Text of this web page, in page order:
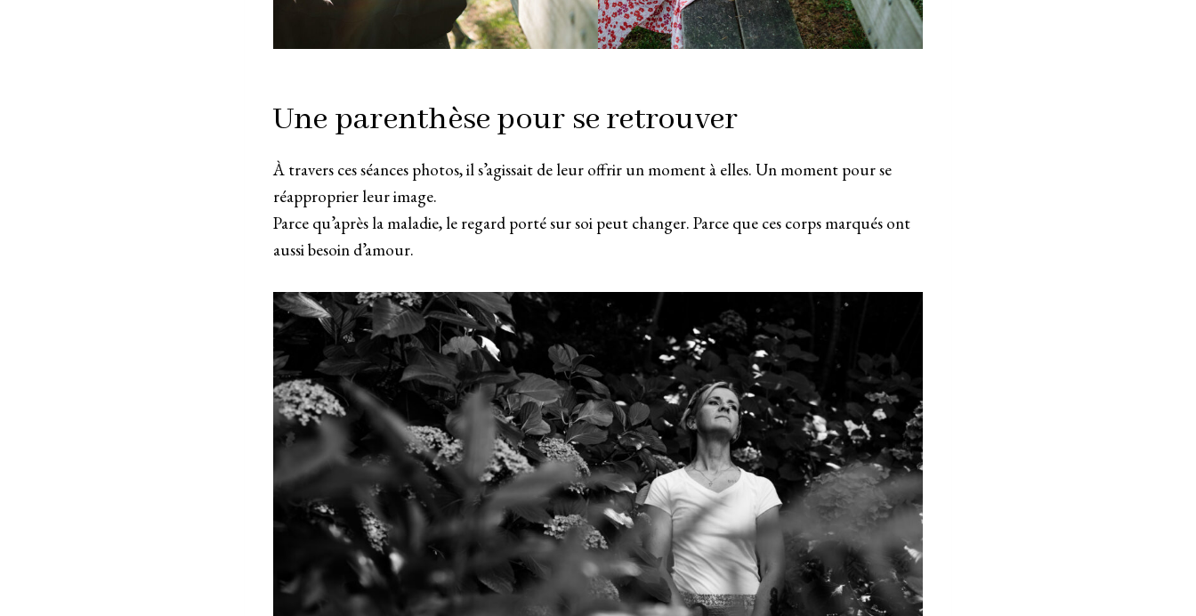
Une parenthèse pour se retrouver
À travers ces séances photos, il s’agissait de leur offrir un moment à elles. Un moment pour se
réapproprier leur image.
Parce qu’après la maladie, le regard porté sur soi peut changer. Parce que ces corps marqués ont
aussi besoin d’amour.